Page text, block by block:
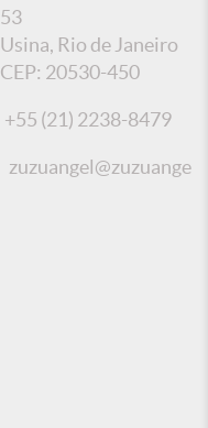
53
Usina, Rio de Janeiro
CEP: 20530-450
+55 (21) 2238-8479